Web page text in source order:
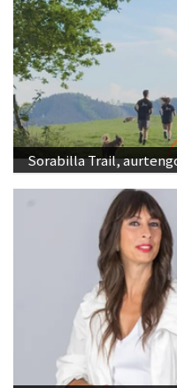
Sorabilla Trail,